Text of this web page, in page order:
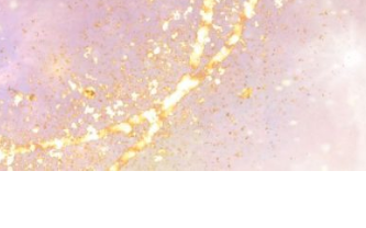
NEPTUNUS
PLUTO
CHIRON
ORAKEL
RITUELEN
SPIRIT ANIMALS